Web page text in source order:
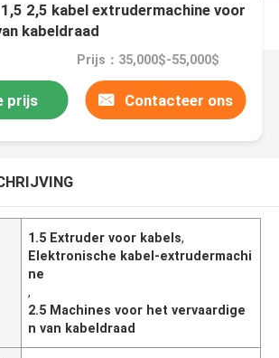
2,5 kabel extrudermachine voor
kabeldraad
Prijs：35,000$-55,000$
prijs Contacteer ons
1.5 Extruder voor kabels,
Elektronische kabel-extrudermachi
ne
,
2.5 Machines voor het vervaardige
n van kabeldraad